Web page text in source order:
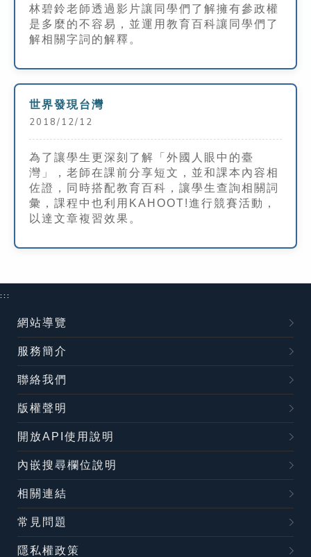
林碧鈴老師透過影片讓同學們了解擁有參政權
是多麼的不容易，並運用教育百科讓同學們了
解相關字詞的解釋。
世界發現台灣
2018/12/12
為了讓學生更深刻了解「外國人眼中的臺
灣」，老師在課前分享短文，並和課本內容相
佐證，同時搭配教育百科，讓學生查詢相關詞
彙，課程中也利用KAHOOT!進行競賽活動，
以達文章複習效果。
:::
網站導覽
服務簡介
聯絡我們
版權聲明
開放API使用說明
內嵌搜尋欄位說明
相關連結
常見問題
隱私權政策